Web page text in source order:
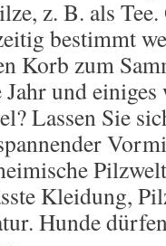
z. B. als Tee.
bestimmt
Korb zum
Jahr und
Lassen Sie
Kleidung,
Hunde